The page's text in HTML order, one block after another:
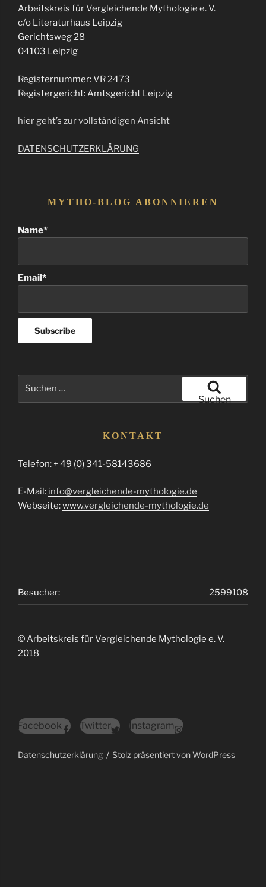
Arbeitskreis für Vergleichende Mythologie e. V.
c/o Literaturhaus Leipzig
Gerichtsweg 28
04103 Leipzig
Registernummer: VR 2473
Registergericht: Amtsgericht Leipzig
hier geht’s zur vollständigen Ansicht
DATENSCHUTZERKLÄRUNG
MYTHO-BLOG ABONNIEREN
Name*
Email*
Suchen
KONTAKT
Telefon: + 49 (0) 341-58143686
E-Mail: info@vergleichende-mythologie.de
Webseite:www.vergleichende-mythologie.de
2599108
Besucher:
© Arbeitskreis für Vergleichende Mythologie e. V.
2018
Facebook Twitter Instagram
Datenschutzerklärung Stolz präsentiert von WordPress